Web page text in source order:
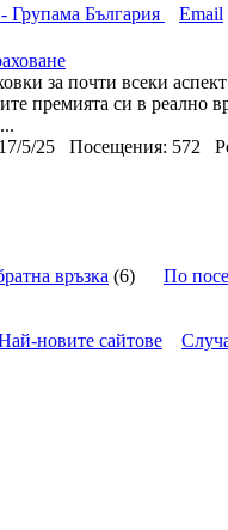
Групама България Email
за почти всеки
премията си в реално
5/25 Посещения: 572
връзка (6) По
новите сайтове